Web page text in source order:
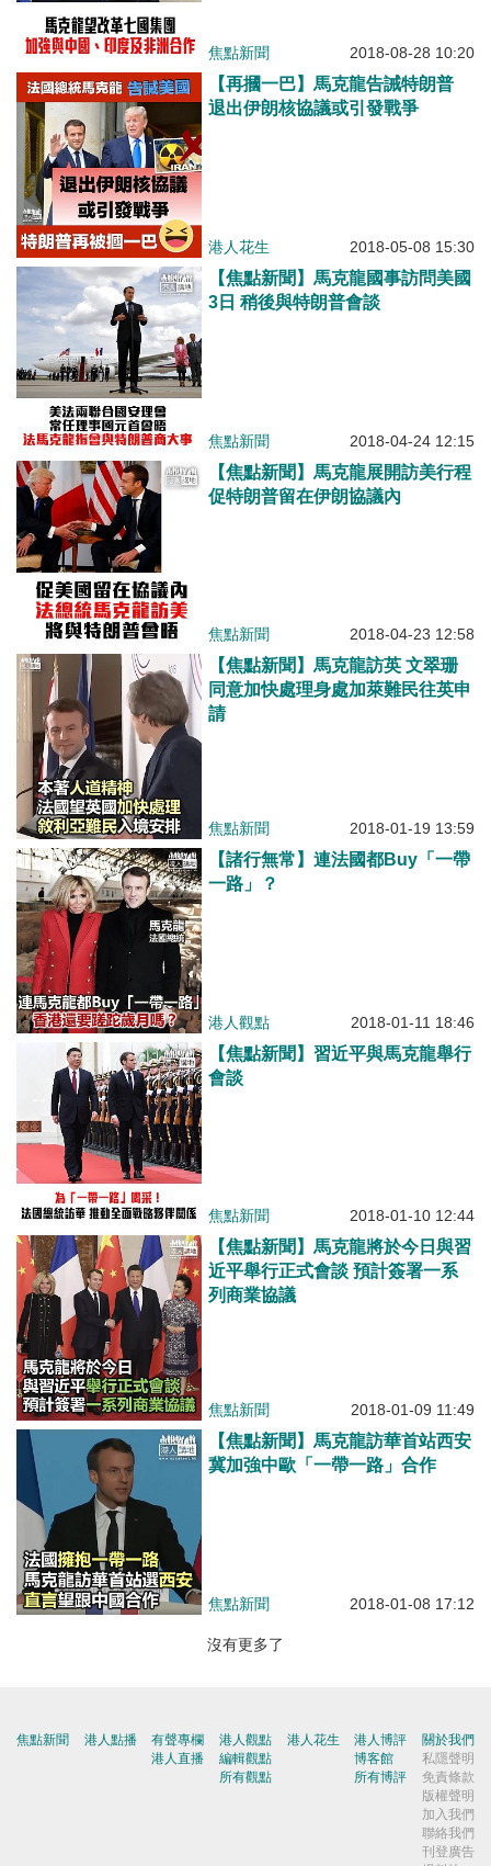
焦點新聞 2018-08-28 10:20
【再摑一巴】馬克龍告誡特朗普
退出伊朗核協議或引發戰爭
港人花生 2018-05-08 15:30
【焦點新聞】馬克龍國事訪問美國
3日 稍後與特朗普會談
焦點新聞 2018-04-24 12:15
【焦點新聞】馬克龍展開訪美行程
促特朗普留在伊朗協議內
焦點新聞 2018-04-23 12:58
【焦點新聞】馬克龍訪英 文翠珊
同意加快處理身處加萊難民往英申
請
焦點新聞 2018-01-19 13:59
【諸行無常】連法國都Buy「一帶
一路」？
港人觀點 2018-01-11 18:46
【焦點新聞】習近平與馬克龍舉行
會談
焦點新聞 2018-01-10 12:44
【焦點新聞】馬克龍將於今日與習
近平舉行正式會談 預計簽署一系
列商業協議
焦點新聞 2018-01-09 11:49
【焦點新聞】馬克龍訪華首站西安
冀加強中歐「一帶一路」合作
焦點新聞 2018-01-08 17:12
沒有更多了
焦點新聞 港人點播
有聲專欄
港人直播
港人觀點
編輯觀點
所有觀點
港人花生
港人博評
博客館
所有博評
關於我們
私隱聲明
免責條款
版權聲明
加入我們
聯絡我們
刊登廣告